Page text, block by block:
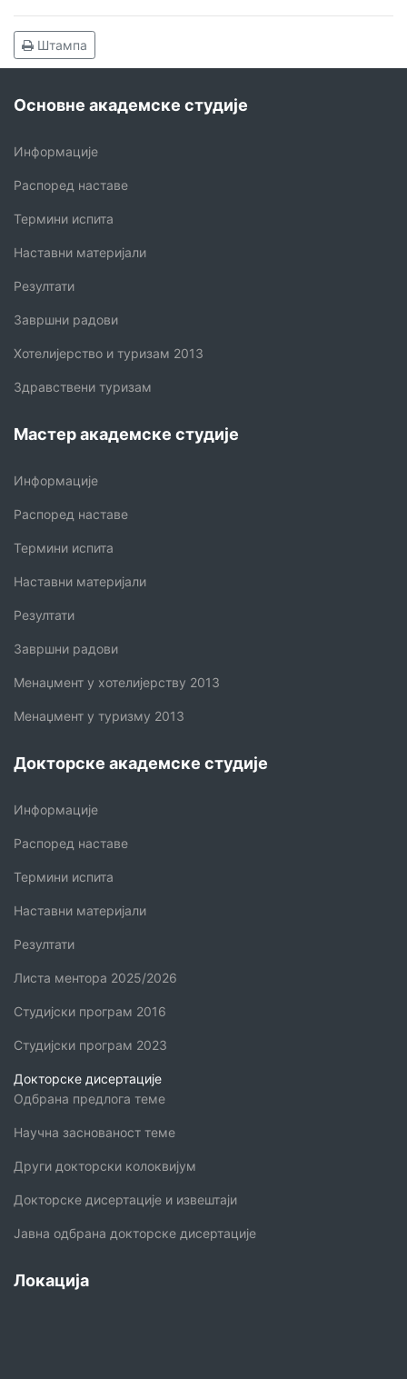
Штампа
Основне академске студије
Информације
Распоред наставе
Термини испита
Наставни материјали
Резултати
Завршни радови
Хотелијерство и туризам 2013
Здравствени туризам
Мастер академске студије
Информације
Распоред наставе
Термини испита
Наставни материјали
Резултати
Завршни радови
Менаџмент у хотелијерству 2013
Менаџмент у туризму 2013
Докторске академске студије
Информације
Распоред наставе
Термини испита
Наставни материјали
Резултати
Листа ментора 2025/2026
Студијски програм 2016
Студијски програм 2023
Докторске дисертације
Одбрана предлога теме
Научна заснованост теме
Други докторски колоквијум
Докторске дисертације и извештаји
Јавна одбрана докторске дисертације
Локација